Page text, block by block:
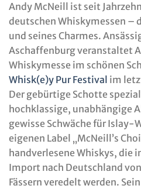
Andy McNeill ist seit
deutschen Whiskymessen –
und seines Charmes.
Aschaffenburg veranstaltet
Whiskymesse im schönen
Whisk(e)y Pur Festival im
Der gebürtige Schotte
hochklassige, unabhängige
gewisse Schwäche für Islay-
eigenen Label „McNeill’s
handverlesene Whiskys, die
Import nach Deutschland
Fässern veredelt werden.